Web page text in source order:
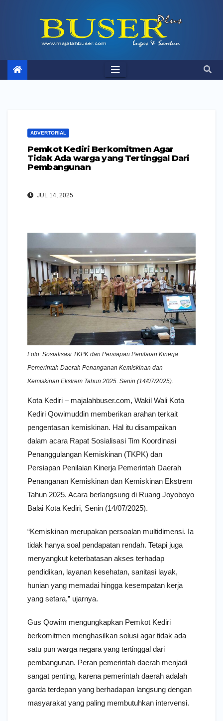
ADVERTORIAL
Pemkot Kediri Berkomitmen Agar
Tidak Ada warga yang Tertinggal Dari
Pembangunan
JUL 14, 2025
Foto: Sosialisasi TKPK dan Persiapan Penilaian Kinerja
Pemerintah Daerah Penanganan Kemiskinan dan
Kemiskinan Ekstrem Tahun 2025. Senin (14/07/2025).
Kota Kediri – majalahbuser.com, Wakil Wali Kota
Kediri Qowimuddin memberikan arahan terkait
pengentasan kemiskinan. Hal itu disampaikan
dalam acara Rapat Sosialisasi Tim Koordinasi
Penanggulangan Kemiskinan (TKPK) dan
Persiapan Penilaian Kinerja Pemerintah Daerah
Penanganan Kemiskinan dan Kemiskinan Ekstrem
Tahun 2025. Acara berlangsung di Ruang Joyoboyo
Balai Kota Kediri, Senin (14/07/2025).
“Kemiskinan merupakan persoalan multidimensi. Ia
tidak hanya soal pendapatan rendah. Tetapi juga
menyangkut keterbatasan akses terhadap
pendidikan, layanan kesehatan, sanitasi layak,
hunian yang memadai hingga kesempatan kerja
yang setara,” ujarnya.
Gus Qowim mengungkapkan Pemkot Kediri
berkomitmen menghasilkan solusi agar tidak ada
satu pun warga negara yang tertinggal dari
pembangunan. Peran pemerintah daerah menjadi
sangat penting, karena pemerintah daerah adalah
garda terdepan yang berhadapan langsung dengan
masyarakat yang paling membutuhkan intervensi.